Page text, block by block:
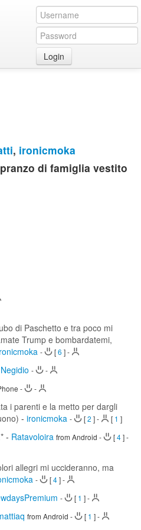
Login
, ironicmoka
di famiglia vestito
di Paschetto e tra poco mi
Trump e bombardatemi,
- [6 ]-
- -
- -
i parenti e la metto per dargli
- ironicmoka - [2 ]- [ 1 ]
- Ratavoloira from Android - [4]-
allegri mi uccideranno, ma
- [4]-
- [ 1 ]-
from Android - [ 1 ]-